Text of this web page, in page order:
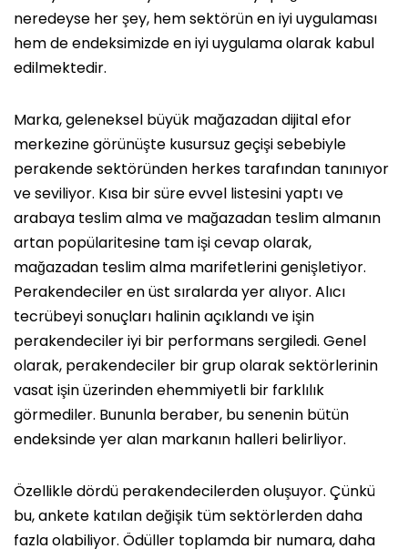
neredeyse her şey, hem sektörün en iyi uygulaması
hem de endeksimizde en iyi uygulama olarak kabul
edilmektedir.
Marka, geleneksel büyük mağazadan dijital efor
merkezine görünüşte kusursuz geçişi sebebiyle
perakende sektöründen herkes tarafından tanınıyor
ve seviliyor. Kısa bir süre evvel listesini yaptı ve
arabaya teslim alma ve mağazadan teslim almanın
artan popülaritesine tam işi cevap olarak,
mağazadan teslim alma marifetlerini genişletiyor.
Perakendeciler en üst sıralarda yer alıyor. Alıcı
tecrübeyi sonuçları halinin açıklandı ve işin
perakendeciler iyi bir performans sergiledi. Genel
olarak, perakendeciler bir grup olarak sektörlerinin
vasat işin üzerinden ehemmiyetli bir farklılık
görmediler. Bununla beraber, bu senenin bütün
endeksinde yer alan markanın halleri belirliyor.
Özellikle dördü perakendecilerden oluşuyor. Çünkü
bu, ankete katılan değişik tüm sektörlerden daha
fazla olabiliyor. Ödüller toplamda bir numara, daha